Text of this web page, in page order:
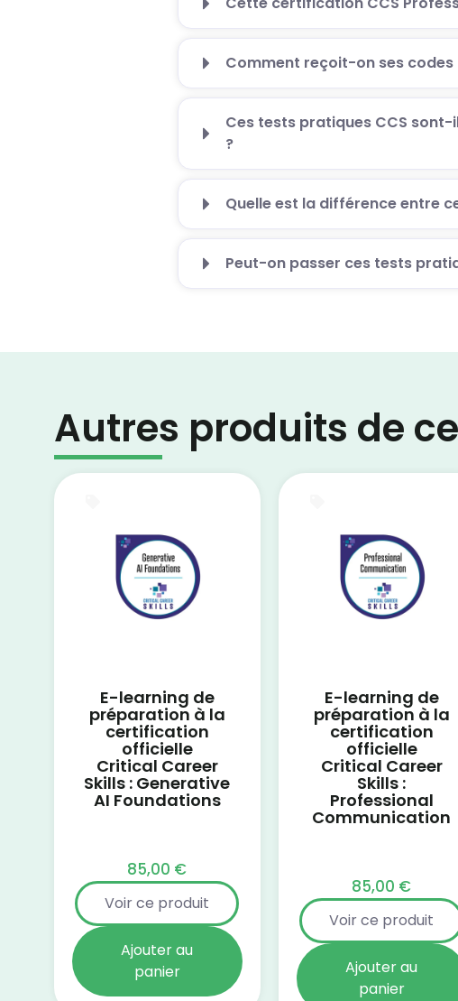
Comment reçoit-on ses codes
Ces tests pratiques CCS
?
Quelle est la différence entre
Peut-on passer ces tests
Autres produits de
E-learning de
préparation à la
certification
officielle
Critical Career
Skills : Generative
AI Foundations
85,00 €
Voir ce produit
Ajouter au
panier
E-learning de
préparation à la
certification
officielle
Critical Career
Skills :
Professional
Communication
85,00 €
Voir ce produit
Ajouter au
panier